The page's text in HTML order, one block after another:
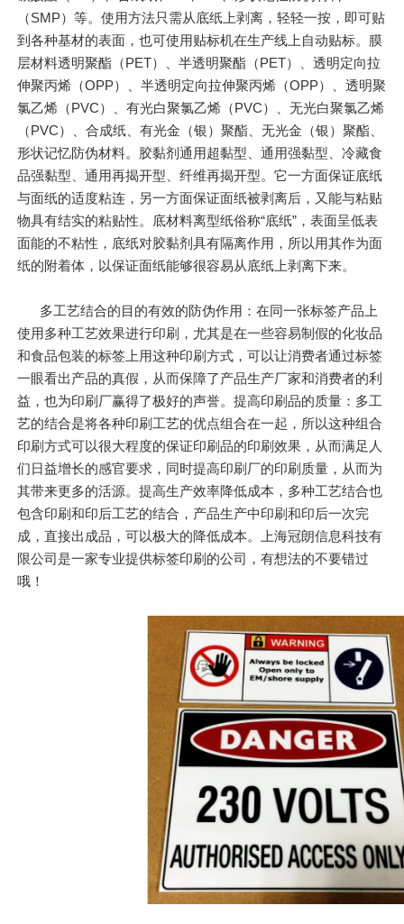
（SMP）等。使用方法只需从底纸上剥离，轻轻一按，即可贴
到各种基材的表面，也可使用贴标机在生产线上自动贴标。膜
层材料透明聚酯（PET）、半透明聚酯（PET）、透明定向拉
伸聚丙烯（OPP）、半透明定向拉伸聚丙烯（OPP）、透明聚
氯乙烯（PVC）、有光白聚氯乙烯（PVC）、无光白聚氯乙烯
（PVC）、合成纸、有光金（银）聚酯、无光金（银）聚酯、
形状记忆防伪材料。胶黏剂通用超黏型、通用强黏型、冷藏食
品强黏型、通用再揭开型、纤维再揭开型。它一方面保证底纸
与面纸的适度粘连，另一方面保证面纸被剥离后，又能与粘贴
物具有结实的粘贴性。底材料离型纸俗称“底纸”，表面呈低表
面能的不粘性，底纸对胶黏剂具有隔离作用，所以用其作为面
纸的附着体，以保证面纸能够很容易从底纸上剥离下来。
多工艺结合的目的有效的防伪作用：在同一张标签产品上
使用多种工艺效果进行印刷，尤其是在一些容易制假的化妆品
和食品包装的标签上用这种印刷方式，可以让消费者通过标签
一眼看出产品的真假，从而保障了产品生产厂家和消费者的利
益，也为印刷厂赢得了极好的声誉。提高印刷品的质量：多工
艺的结合是将各种印刷工艺的优点组合在一起，所以这种组合
印刷方式可以很大程度的保证印刷品的印刷效果，从而满足人
们日益增长的感官要求，同时提高印刷厂的印刷质量，从而为
其带来更多的活源。提高生产效率降低成本，多种工艺结合也
包含印刷和印后工艺的结合，产品生产中印刷和印后一次完
成，直接出成品，可以极大的降低成本。上海冠朗信息科技有
限公司是一家专业提供标签印刷的公司，有想法的不要错过
哦！